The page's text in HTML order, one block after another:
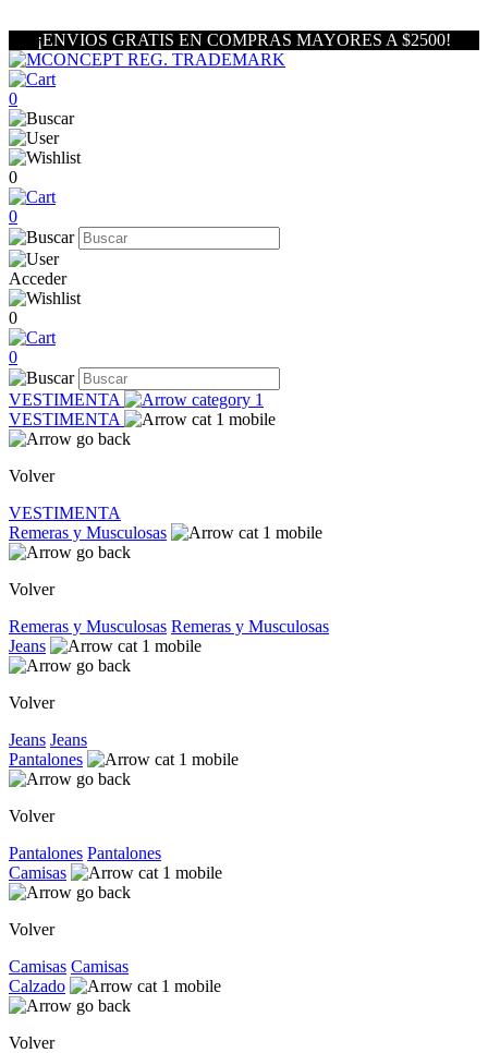
¡ENVIOS GRATIS EN COMPRAS MAYORES A $2500!
0
0
0
Acceder
0
0
VESTIMENTA
VESTIMENTA
Volver
VESTIMENTA
Remeras y Musculosas
Volver
Remeras y Musculosas Remeras y Musculosas
Jeans
Volver
Jeans Jeans
Pantalones
Volver
Pantalones Pantalones
Camisas
Volver
Camisas Camisas
Calzado
Volver